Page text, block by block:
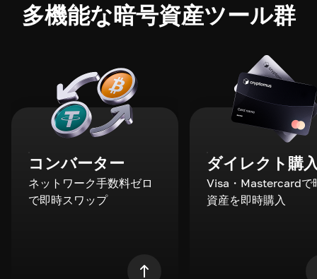
多機能な暗号資産ツール群
コンバーター
ネットワーク手数料ゼロ
で即時スワップ
ダイレクト購
Visa・Mastercardで
資産を即時購入